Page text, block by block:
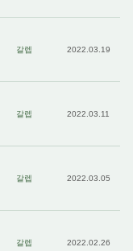
갈렙 2022.03.19
갈렙 2022.03.11
갈렙 2022.03.05
갈렙 2022.02.26